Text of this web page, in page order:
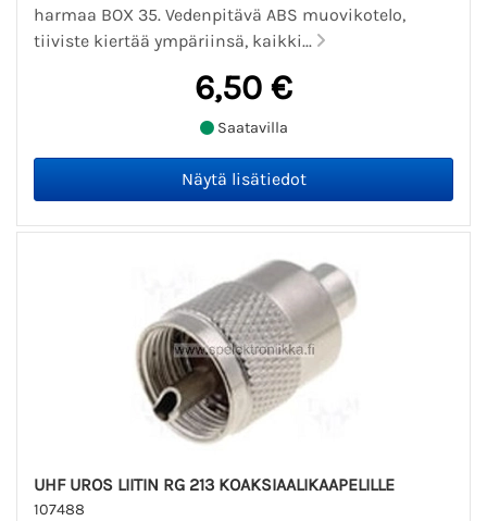
harmaa BOX 35. Vedenpitävä ABS muovikotelo,
tiiviste kiertää ympäriinsä, kaikki...
6,50 €
Saatavilla
UHF UROS LIITIN RG 213 KOAKSIAALIKAAPELILLE
107488